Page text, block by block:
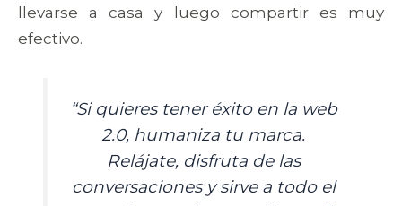
llevarse a casa y luego compartir es muy
efectivo.
“Si quieres tener éxito en la web
2.0, humaniza tu marca.
Relájate, disfruta de las
conversaciones y sirve a todo el